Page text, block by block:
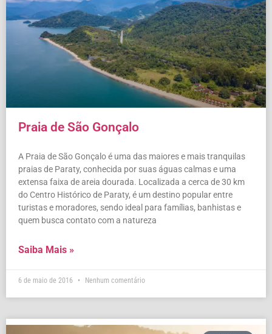
Praia de São Gonçalo
A Praia de São Gonçalo é uma das maiores e mais tranquilas
praias de Paraty, conhecida por suas águas calmas e uma
extensa faixa de areia dourada. Localizada a cerca de 30 km
do Centro Histórico de Paraty, é um destino popular entre
turistas e moradores, sendo ideal para famílias, banhistas e
quem busca contato com a natureza
Saiba Mais »
6 de maio de 2016 Nenhum comentário